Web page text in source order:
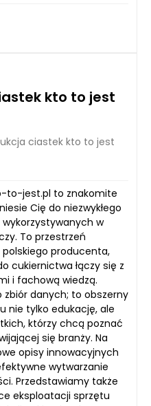
kto to jest
ciastek kto to jest
to-jest.pl to znakomite
Cię do niezwykłego
w
To przestrzeń
producenta,
cukiernictwa łączy się z
i fachową wiedzą.
danych; to obszerny
nie tylko edukację, ale
którzy chcą poznać
się branży. Na
opisy innowacyjnych
wytwarzanie
Przedstawiamy także
eksploatacji sprzętu